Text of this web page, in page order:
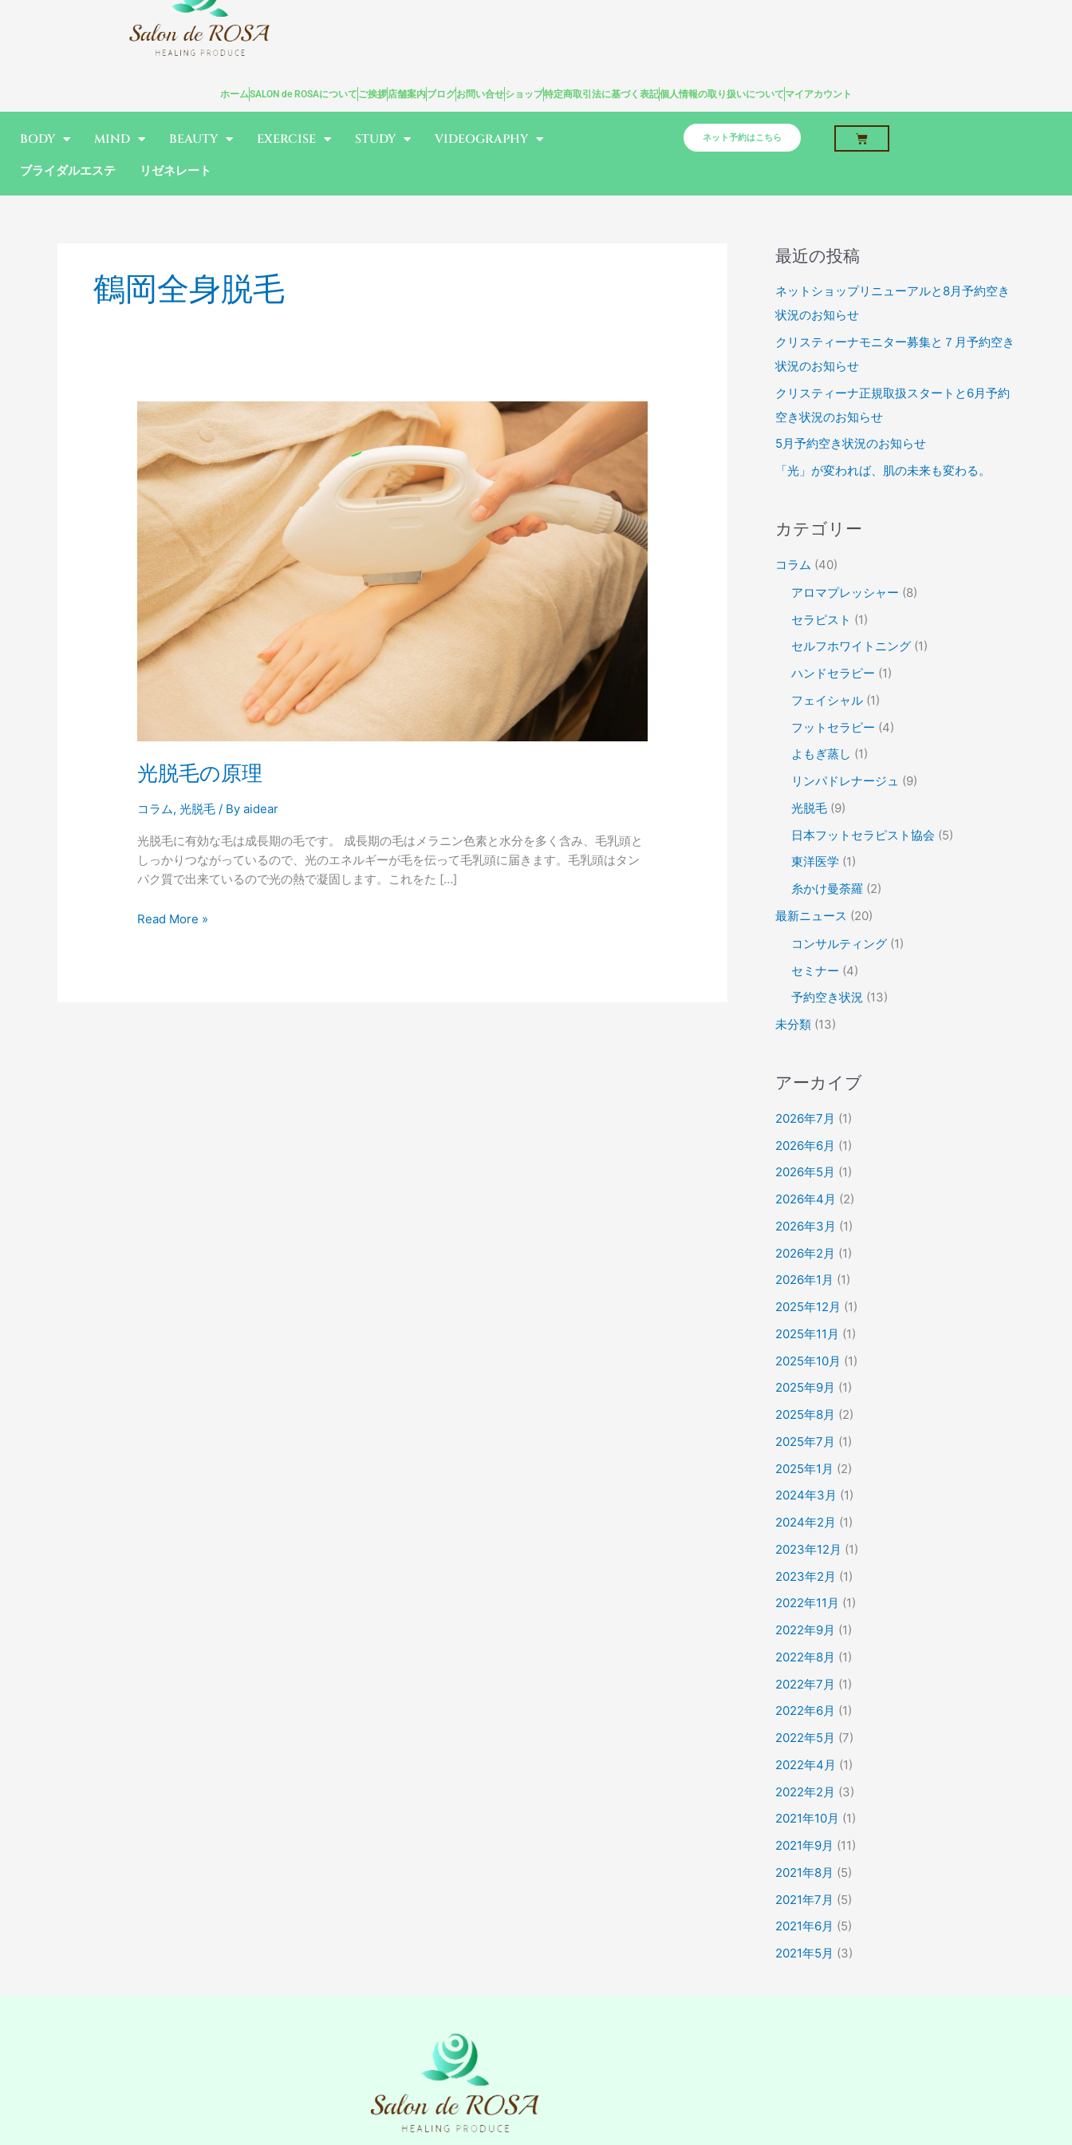
ホームSALON de ROSAについて ご挨拶店舗案内ブログお問い合せショップ特定商取引法に基づく表記個人情報の取り扱いについて マイアカウント
BODY MIND BEAUTY EXERCISE STUDY
VIDEOGRAPHY
ブライダルエステ
リゼネレート
ネット予約はこちら Cart
鶴岡全身脱毛
光脱毛の原理
コラム,光脱毛 / Byaidear
光脱毛に有効な毛は成長期の毛です。 成長期の毛はメラニン色素と水分を多く含み、毛乳頭と
しっかりつながっているので、光のエネルギーが毛を伝って毛乳頭に届きます。毛乳頭はタン
パク質で出来ているので光の熱で凝固します。これをた […]
光
脱
の
原
理
Read More »
最近の投稿
ネットショップリニューアルと8月予約空き
状況のお知らせ
クリスティーナモニター募集と７月予約空き
状況のお知らせ
クリスティーナ正規取扱スタートと6月予約
空き状況のお知らせ
5月予約空き状況のお知らせ
「光」が変われば、肌の未来も変わる。
カテゴリー
コラム (40)
アロマプレッシャー (8)
セラピスト (1)
セルフホワイトニング (1)
ハンドセラピー (1)
フェイシャル (1)
フットセラピー (4)
よもぎ蒸し (1)
リンパドレナージュ (9)
光脱毛 (9)
日本フットセラピスト協会 (5)
東洋医学 (1)
糸かけ曼荼羅 (2)
最新ニュース (20)
コンサルティング (1)
セミナー (4)
予約空き状況 (13)
未分類 (13)
アーカイブ
2026年7月 (1)
2026年6月 (1)
2026年5月 (1)
2026年4月 (2)
2026年3月 (1)
2026年2月 (1)
2026年1月 (1)
2025年12月 (1)
2025年11月 (1)
2025年10月 (1)
2025年9月 (1)
2025年8月 (2)
2025年7月 (1)
2025年1月 (2)
2024年3月 (1)
2024年2月 (1)
2023年12月 (1)
2023年2月 (1)
2022年11月 (1)
2022年9月 (1)
2022年8月 (1)
2022年7月 (1)
2022年6月 (1)
2022年5月 (7)
2022年4月 (1)
2022年2月 (3)
2021年10月 (1)
2021年9月 (11)
2021年8月 (5)
2021年7月 (5)
2021年6月 (5)
2021年5月 (3)